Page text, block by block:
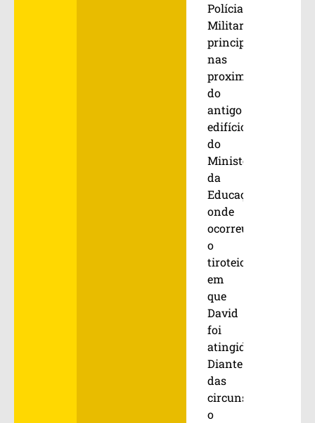
Polícia
Militar,
principalmente
nas
proximidades
do
antigo
edifício
do
Ministério
da
Educação,
onde
ocorreu
o
tiroteio
em
que
David
foi
atingido.
Diante
das
circunstâncias,
o